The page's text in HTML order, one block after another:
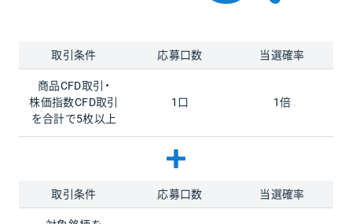
取引条件 応募口数 当選確率
商品CFD取引・
株価指数CFD取引
を合計で5枚以上
1口 1倍
取引条件 応募口数 当選確率